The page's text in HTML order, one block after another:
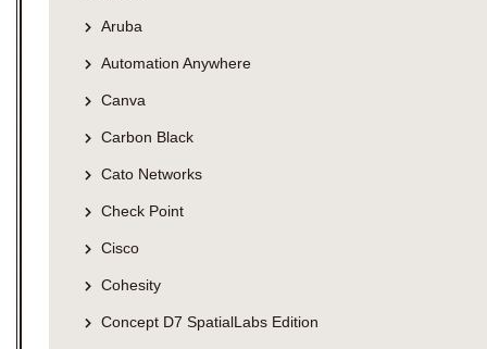
Aruba
Automation Anywhere
Canva
Carbon Black
Cato Networks
Check Point
Cisco
Cohesity
Concept D7 SpatialLabs Edition